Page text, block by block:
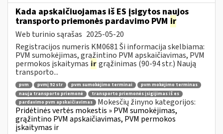
Kada apskaičiuojamas iš ES įsigytos naujos
transporto priemonės pardavimo PVM ir
Web turinio sąrašas 2025-05-20
Registracijos numeris KM0681 Ši informacija skelbiama:
PVM sumokėjimas, grąžintino PVM apskaičiavimas, PVM
permokos įskaitymas irgrąžinimas (90-94 str.) Naują
transporto...
pvm pvmį 92 str pvm sumokėjimo terminai
pvm mokėjimo terminas
nauja transporto priemonė
transporto priemonės įsigijimas iš es
pardavimo pvm apskaičiavimas
Mokesčių žinyno kategorijos:
Pridėtinės vertės mokestis » PVM sumokėjimas,
grąžintino PVM apskaičiavimas, PVM permokos
įskaitymas ir